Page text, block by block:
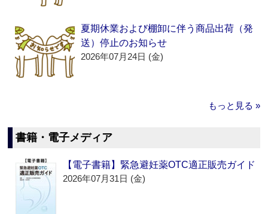
夏期休業および棚卸に伴う商品出荷（発
送）停止のお知らせ
2026年07月24日 (金)
もっと見る »
書籍・電子メディア
【電子書籍】緊急避妊薬OTC適正販売ガイド
2026年07月31日 (金)